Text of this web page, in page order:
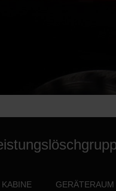
KABINE GERÄTERAUM